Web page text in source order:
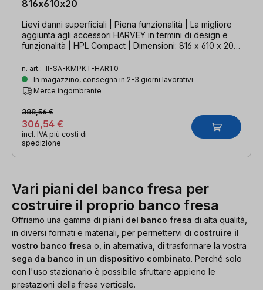
816x610x20
Lievi danni superficiali | Piena funzionalità | La migliore
aggiunta agli accessori HARVEY in termini di design e
funzionalità | HPL Compact | Dimensioni: 816 x 610 x 20
n. art.: II-SA-KMPKT-HAR1.0
In magazzino, consegna in 2-3 giorni lavorativi
Merce ingombrante
306,54 €
388,56 €
incl. IVA più costi di
spedizione
Vari piani del banco fresa per
costruire il proprio banco fresa
Offriamo una gamma di piani del banco fresa di alta qualità,
in diversi formati e materiali, per permettervi di costruire il
vostro banco fresa o, in alternativa, di trasformare la vostra
sega da banco in un dispositivo combinato. Perché solo
con l'uso stazionario è possibile sfruttare appieno le
prestazioni della fresa verticale.